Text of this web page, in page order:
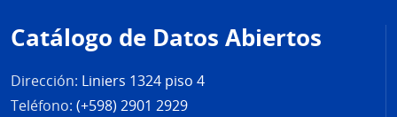
de
página
Catálogo de Datos Abiertos
Dirección: Liniers 1324 piso 4
Teléfono: (+598) 2901 2929